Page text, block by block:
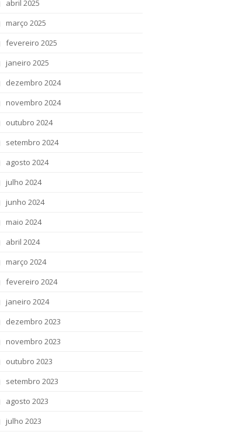
abril 2025
março 2025
fevereiro 2025
janeiro 2025
dezembro 2024
novembro 2024
outubro 2024
setembro 2024
agosto 2024
julho 2024
junho 2024
maio 2024
abril 2024
março 2024
fevereiro 2024
janeiro 2024
dezembro 2023
novembro 2023
outubro 2023
setembro 2023
agosto 2023
julho 2023